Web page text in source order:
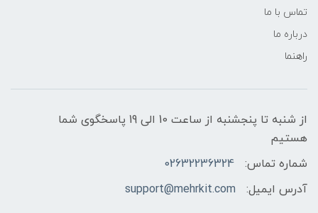
تماس با ما
درباره ما
راهنما
از شنبه تا پنجشنبه از ساعت 10 الی 19 پاسخگوی شما
هستیم
شماره تماس:
02632236324
آدرس ایمیل:
support@mehrkit.com